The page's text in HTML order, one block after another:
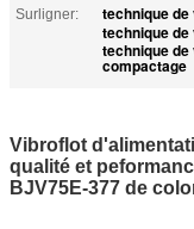
Surligner: technique
technique
technique
compactage
Vibroflot
qualité et
BJV75E-377 de